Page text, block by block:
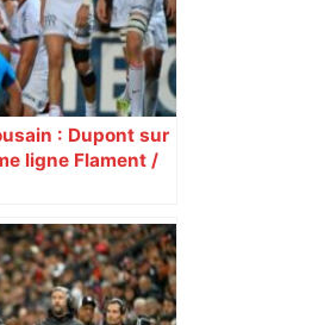
: Dupont sur
ligne Flament /